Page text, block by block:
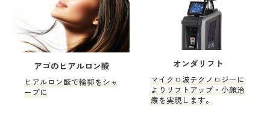
アゴのヒアルロン酸
ヒアルロン酸で輪郭をシャ
ープに
オンダリフト
マイクロ波テクノロジーに
よりリフトアップ・小顔治
療を実現します。